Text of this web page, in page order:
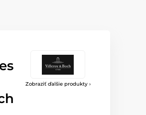
Zobraziť ďalšie produkty ›